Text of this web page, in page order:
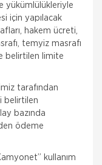
yükümlülükleriyle
için yapılacak
hakem ücreti,
temyiz masrafı
belirtilen limite
tarafından
belirtilen
bazında
ödeme
kullanım